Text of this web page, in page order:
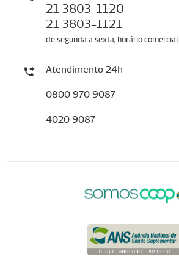
21 3803-1120
21 3803-1121
de segunda a sexta, horário comercial
Atendimento 24h
0800 970 9087
4020 9087